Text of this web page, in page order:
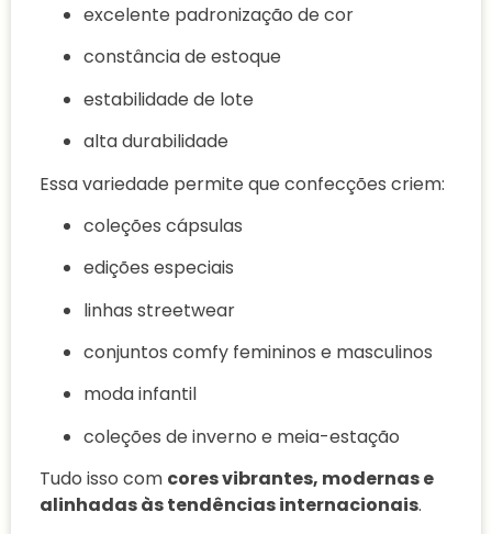
excelente padronização de cor
constância de estoque
estabilidade de lote
alta durabilidade
Essa variedade permite que confecções criem:
coleções cápsulas
edições especiais
linhas streetwear
conjuntos comfy femininos e masculinos
moda infantil
coleções de inverno e meia-estação
Tudo isso com cores vibrantes, modernas e
alinhadas às tendências internacionais.